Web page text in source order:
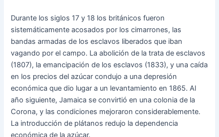
Durante los siglos 17 y 18 los británicos fueron
sistemáticamente acosados por los cimarrones, las
bandas armadas de los esclavos liberados que iban
vagando por el campo. La abolición de la trata de esclavos
(1807), la emancipación de los esclavos (1833), y una caída
en los precios del azúcar condujo a una depresión
económica que dio lugar a un levantamiento en 1865. Al
año siguiente, Jamaica se convirtió en una colonia de la
Corona, y las condiciones mejoraron considerablemente.
La introducción de plátanos redujo la dependencia
económica de la azúcar.